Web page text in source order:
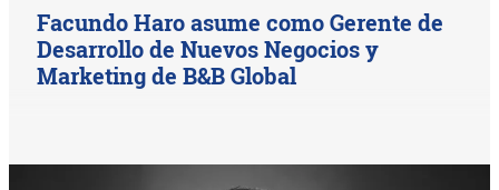
Facundo Haro asume como Gerente de
Desarrollo de Nuevos Negocios y
Marketing de B&B Global